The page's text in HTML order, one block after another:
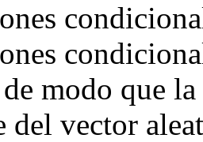
modo que
del vector